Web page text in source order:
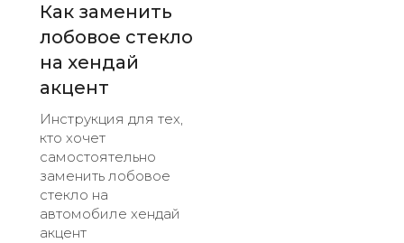
Как заменить
лобовое стекло
на хендай
акцент
Инструкция для тех,
кто хочет
самостоятельно
заменить лобовое
стекло на
автомобиле хендай
акцент